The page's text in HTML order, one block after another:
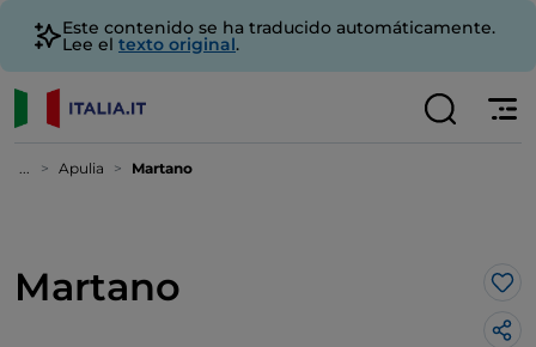
Este contenido se ha traducido automáticamente.
Lee el texto original.
... Apulia Martano
Martano Me